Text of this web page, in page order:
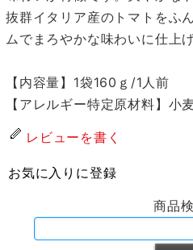
抜群イタリア産のトマトをふ
ムでまろやかな味わいに仕上
【内容量】1袋160ｇ/1人
【アレルギー特定原材料】小
レビューを書く
お気に入りに登録
商品